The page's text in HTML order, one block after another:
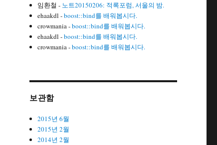
임환철 - 노트20150206: 적록포럼, 서울의 밤.
ehaakdl -boost::bind를 배워봅시다.
crowmania-boost::bind를 배워봅시다.
ehaakdl -boost::bind를 배워봅시다.
crowmania-boost::bind를 배워봅시다.
보관함
2015년 6월
2015년 2월
2014년 2월